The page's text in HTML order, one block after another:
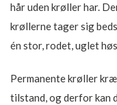
hår uden krøller har.
krøllerne tager sig
én stor, rodet, uglet
Permanente krøller
tilstand, og derfor kan